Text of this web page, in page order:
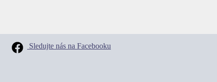
Sledujte nás na Facebooku